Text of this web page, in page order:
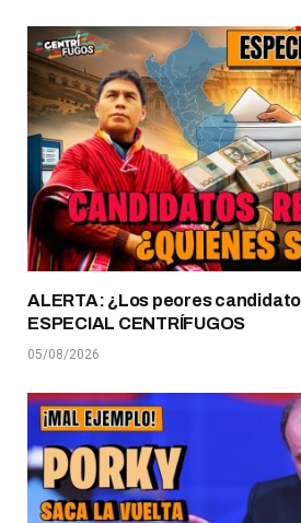
ALERTA: ¿Los peores
ESPECIAL CENTRÍFUGOS
05/08/2026